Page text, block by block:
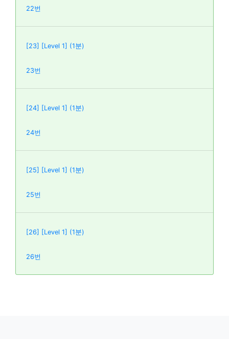
22번
[23] [Level 1] (1분)
23번
[24] [Level 1] (1분)
24번
[25] [Level 1] (1분)
25번
[26] [Level 1] (1분)
26번